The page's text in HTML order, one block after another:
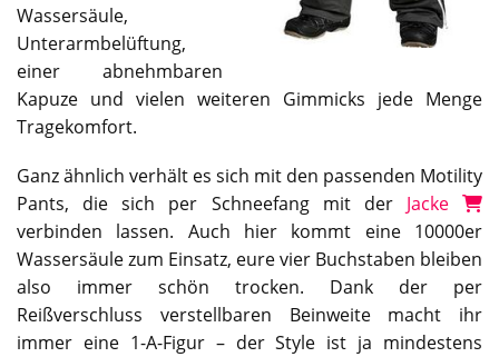
Wassersäule,
Unterarmbelüftung,
einer abnehmbaren
Kapuze und vielen weiteren Gimmicks jede Menge
Tragekomfort.
Ganz ähnlich verhält es sich mit den passenden Motility
Pants, die sich per Schneefang mit der Jacke
verbinden lassen. Auch hier kommt eine 10000er
Wassersäule zum Einsatz, eure vier Buchstaben bleiben
also immer schön trocken. Dank der per
Reißverschluss verstellbaren Beinweite macht ihr
immer eine 1-A-Figur – der Style ist ja mindestens